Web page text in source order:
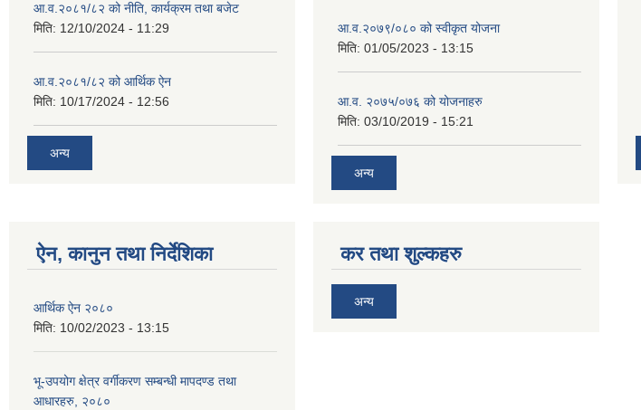
आ.व.२०८१/८२ को नीति, कार्यक्रम तथा बजेट
मिति: 12/10/2024 - 11:29
आ.व.२०८१/८२ को आर्थिक ऐन
मिति: 10/17/2024 - 12:56
अन्य
आ.व.२०७९/०८० को स्वीकृत योजना
मिति: 01/05/2023 - 13:15
आ.व. २०७५/०७६ को योजनाहरु
मिति: 03/10/2019 - 15:21
अन्य
ऐन, कानुन तथा निर्देशिका
आर्थिक ऐन २०८०
मिति: 10/02/2023 - 13:15
भू-उपयोग क्षेत्र वर्गीकरण सम्बन्धी मापदण्ड तथा
आधारहरु, २०८०
कर तथा शुल्कहरु
अन्य